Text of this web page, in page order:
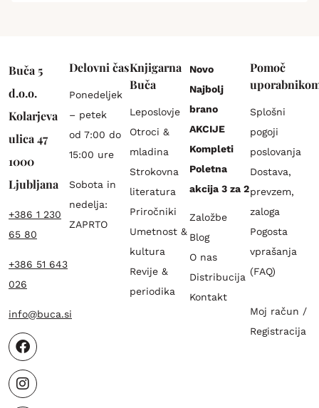
Buča 5
d.o.o.
Kolarjeva
ulica 47
1000
Ljubljana
+386 1 230
65 80
+386 51 643
026
info@buca.si
Delovni čas
Ponedeljek
– petek
od 7:00 do
15:00 ure
Sobota in
nedelja:
ZAPRTO
Knjigarna
Buča
Leposlovje
Otroci &
mladina
Strokovna
literatura
Priročniki
Umetnost &
kultura
Revije &
periodika
Novo
Najbolj
brano
AKCIJE
Kompleti
Poletna
akcija 3 za 2
Založbe
Blog
O nas
Distribucija
Kontakt
Pomoč
Splošni
pogoji
poslovanja
Dostava,
prevzem,
zaloga
Pogosta
vprašanja
(FAQ)
Moj račun /
Registracija